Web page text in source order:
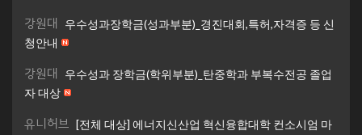
강원대
우수성과장학금(성과부분)_경진대회,특허,자격증 등 신
청안내
강원대
우수성과 장학금(학위부분)_탄중학과 부복수전공 졸업
자 대상
유니허브 [전체 대상] 에너지신산업 혁신융합대학 컨소시엄 마